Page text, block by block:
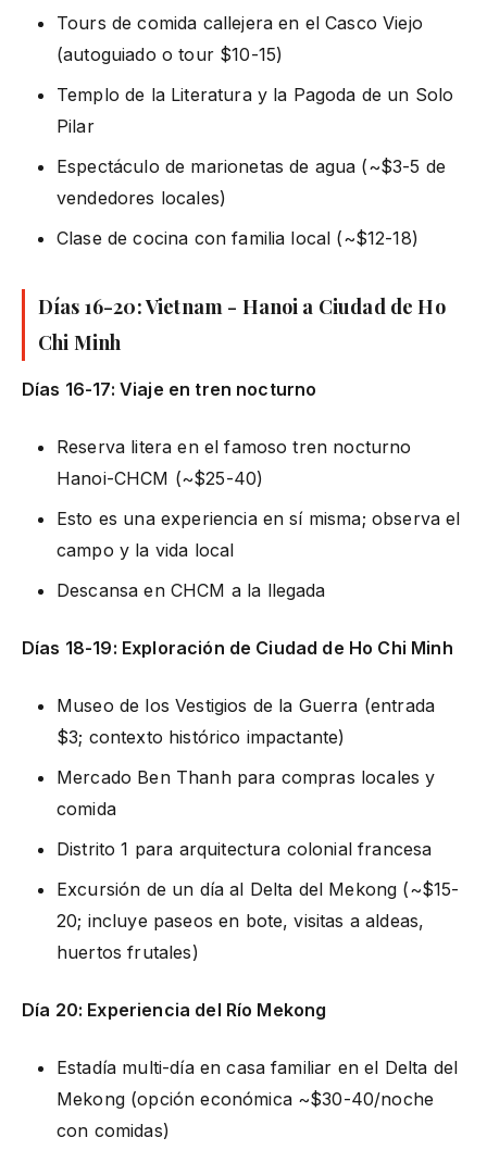
Tours de comida callejera en el Casco Viejo
(autoguiado o tour $10-15)
Templo de la Literatura y la Pagoda de un Solo
Pilar
Espectáculo de marionetas de agua (~$3-5 de
vendedores locales)
Clase de cocina con familia local (~$12-18)
Días 16-20: Vietnam - Hanoi a Ciudad de Ho
Chi Minh
Días 16-17: Viaje en tren nocturno
Reserva litera en el famoso tren nocturno
Hanoi-CHCM (~$25-40)
Esto es una experiencia en sí misma; observa el
campo y la vida local
Descansa en CHCM a la llegada
Días 18-19: Exploración de Ciudad de Ho Chi Minh
Museo de los Vestigios de la Guerra (entrada
$3; contexto histórico impactante)
Mercado Ben Thanh para compras locales y
comida
Distrito 1 para arquitectura colonial francesa
Excursión de un día al Delta del Mekong (~$15-
20; incluye paseos en bote, visitas a aldeas,
huertos frutales)
Día 20: Experiencia del Río Mekong
Estadía multi-día en casa familiar en el Delta del
Mekong (opción económica ~$30-40/noche
con comidas)